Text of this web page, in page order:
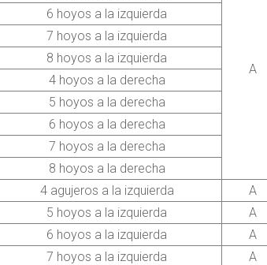
A
6 hoyos a la izquierda
7 hoyos a la izquierda
8 hoyos a la izquierda
4 hoyos a la derecha
5 hoyos a la derecha
6 hoyos a la derecha
7 hoyos a la derecha
8 hoyos a la derecha
4 agujeros a la izquierda A
5 hoyos a la izquierda
A
6 hoyos a la izquierda
A
7 hoyos a la izquierda
A